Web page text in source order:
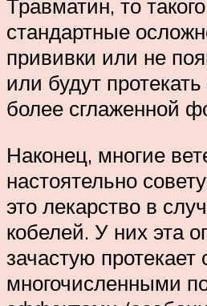
Травматин, то
стандартные
прививки или не
или будут
более сглаженной
Наконец, многие
настоятельно
это лекарство в
кобелей. У них эта
зачастую протекает
многочисленными